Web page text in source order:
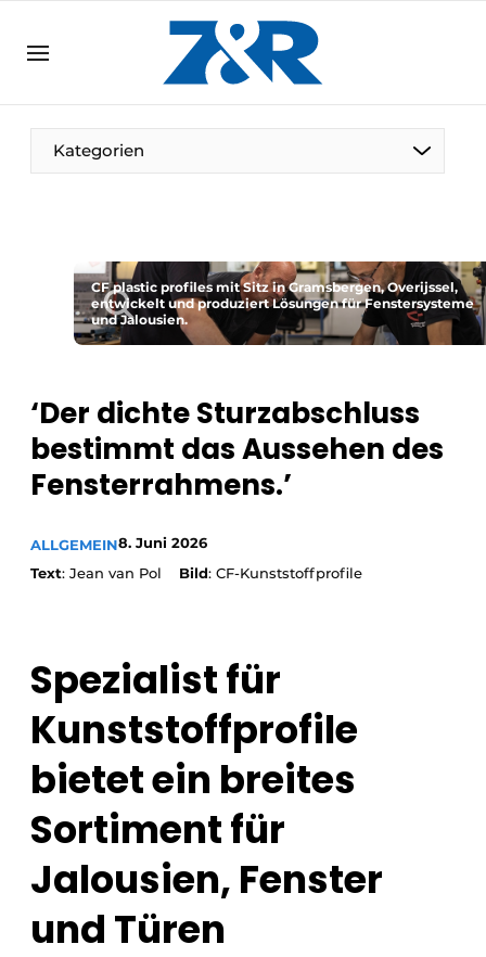
DE EN
DE
Kategorien
CF plastic profiles mit Sitz in Gramsbergen, Overijssel,
entwickelt und produziert Lösungen für Fenstersysteme
und Jalousien.
‘Der dichte Sturzabschluss
bestimmt das Aussehen des
Fensterrahmens.’
ALLGEMEIN8. Juni 2026
Text: Jean van Pol Bild: CF-Kunststoffprofile
Spezialist für
Kunststoffprofile
bietet ein breites
Sortiment für
Jalousien, Fenster
und Türen